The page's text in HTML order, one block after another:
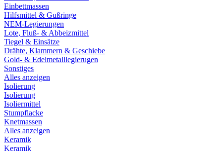
Einbettmassen
Hilfsmittel & Gußringe
NEM-Legierungen
Lote, Fluß- & Abbeizmittel
Tiegel & Einsätze
Drähte, Klammern & Geschiebe
Gold- & Edelmetalllegierugen
Sonstiges
Alles anzeigen
Isolierung
Isolierung
Isoliermittel
Stumpflacke
Knetmassen
Alles anzeigen
Keramik
Keramik